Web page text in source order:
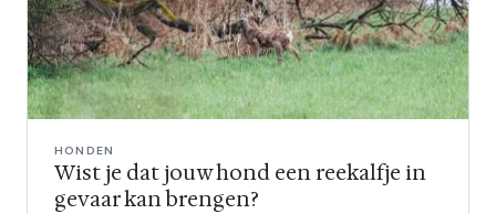
HONDEN
Wist je dat jouw hond een reekalfje in
gevaar kan brengen?